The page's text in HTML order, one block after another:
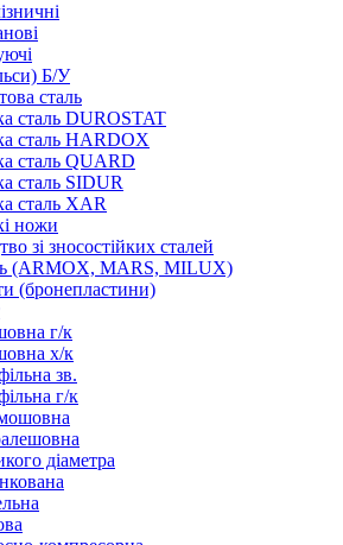
Б/У
сталь
сталь DUROSTAT
сталь HARDOX
сталь QUARD
сталь SIDUR
сталь XAR
ножи
зі зносостійких сталей
(ARMOX, MARS, MILUX)
(бронепластини)
г/к
х/к
зв.
г/к
діаметра